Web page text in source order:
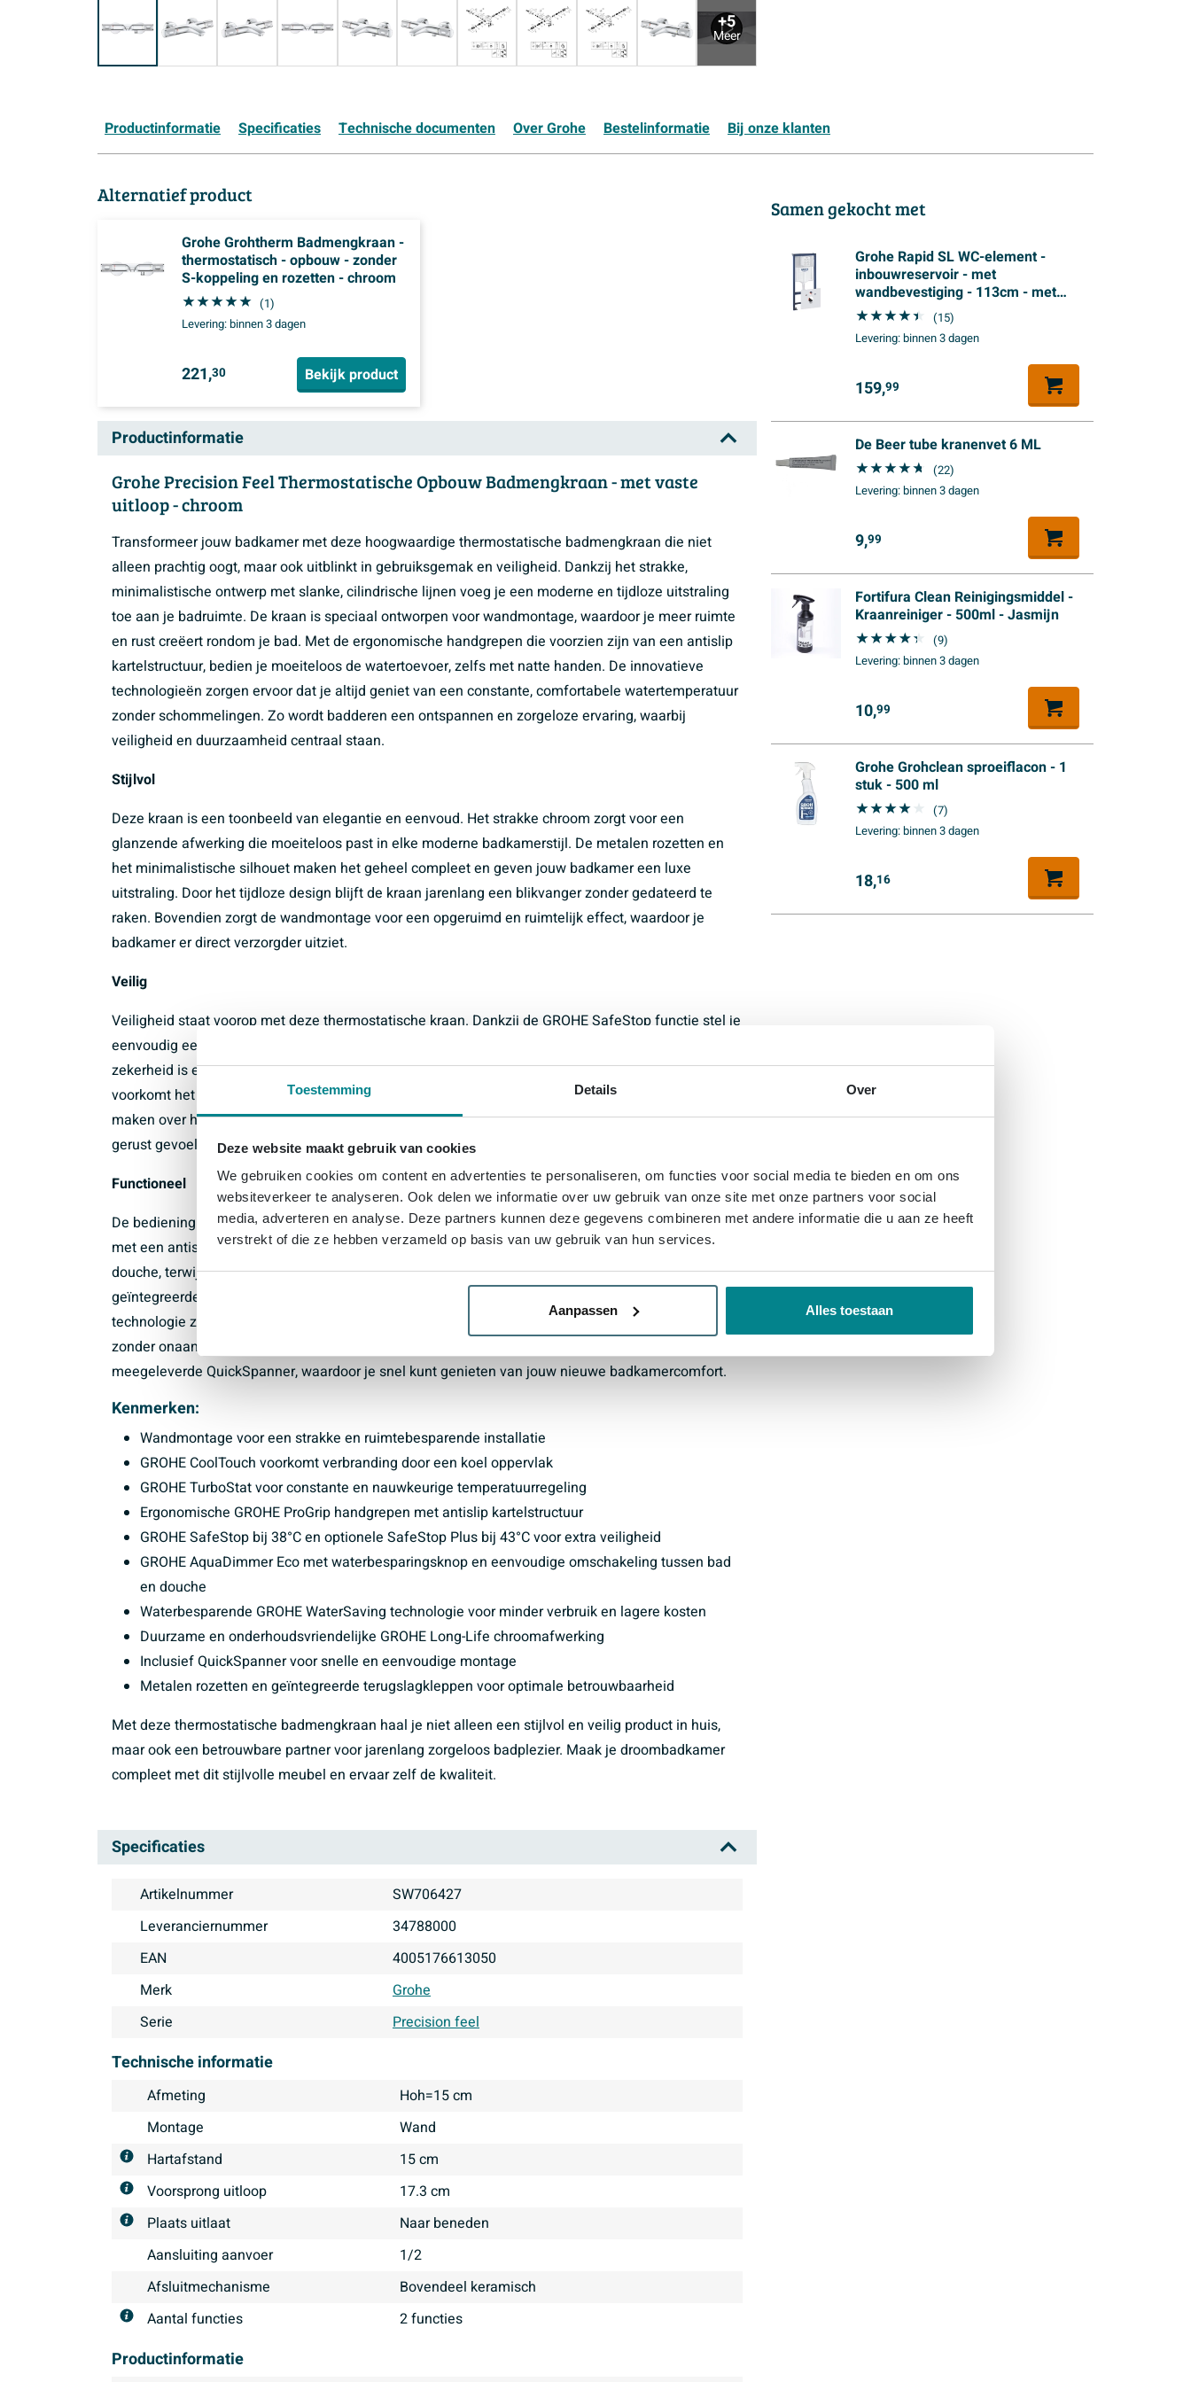
Toestemming Details Over
Deze website maakt gebruik van cookies
We gebruiken cookies om content en advertenties te personaliseren, om functies voor social media te bieden en om ons
websiteverkeer te analyseren. Ook delen we informatie over uw gebruik van onze site met onze partners voor social
media, adverteren en analyse. Deze partners kunnen deze gegevens combineren met andere informatie die u aan ze heeft
verstrekt of die ze hebben verzameld op basis van uw gebruik van hun services.
Aanpassen Alles toestaan
+5
Meer
Productinformatie Specificaties Technische documenten Over Grohe Bestelinformatie Bij onze klanten
Alternatief product
Grohe Grohtherm Badmengkraan -
thermostatisch - opbouw - zonder
S-koppeling en rozetten - chroom
(1)
Levering:binnen 3 dagen
221,30 Bekijk product
Productinformatie
Grohe Precision Feel Thermostatische Opbouw Badmengkraan - met vaste
uitloop - chroom
Transformeer jouw badkamer met deze hoogwaardige thermostatische badmengkraan die niet
alleen prachtig oogt, maar ook uitblinkt in gebruiksgemak en veiligheid. Dankzij het strakke,
minimalistische ontwerp met slanke, cilindrische lijnen voeg je een moderne en tijdloze uitstraling
toe aan je badruimte. De kraan is speciaal ontworpen voor wandmontage, waardoor je meer ruimte
en rust creëert rondom je bad. Met de ergonomische handgrepen die voorzien zijn van een antislip
kartelstructuur, bedien je moeiteloos de watertoevoer, zelfs met natte handen. De innovatieve
technologieën zorgen ervoor dat je altijd geniet van een constante, comfortabele watertemperatuur
zonder schommelingen. Zo wordt badderen een ontspannen en zorgeloze ervaring, waarbij
veiligheid en duurzaamheid centraal staan.
Stijlvol
Deze kraan is een toonbeeld van elegantie en eenvoud. Het strakke chroom zorgt voor een
glanzende afwerking die moeiteloos past in elke moderne badkamerstijl. De metalen rozetten en
het minimalistische silhouet maken het geheel compleet en geven jouw badkamer een luxe
uitstraling. Door het tijdloze design blijft de kraan jarenlang een blikvanger zonder gedateerd te
raken. Bovendien zorgt de wandmontage voor een opgeruimd en ruimtelijk effect, waardoor je
badkamer er direct verzorgder uitziet.
Veilig
Veiligheid staat voorop met deze thermostatische kraan. Dankzij de GROHE SafeStop functie stel je
eenvoudig een maximale temperatuur in van 38°C, zodat je verbranding voorkomt. Voor extra
zekerheid is er een optionele SafeStop Plus temperatuurbegrenzer van 43°C inbegrepen. Daarnaast
voorkomt het CoolTouch systeem dat het oppervlak te warm wordt, zodat je je nooit zorgen hoeft te
maken over hete aanrakingen. Deze slimme veiligheidsvoorzieningen geven jou en je gezin een
gerust gevoel bij elk badmoment.
Functioneel
De bediening van deze kraan is bijzonder gebruiksvriendelijk dankzij de GROHE ProGrip handgrepen
met een antislip oppervlak. Met de AquaDimmer Eco schakel je moeiteloos tussen baduitloop en
douche, terwijl je tegelijkertijd de waterstroom regelt. Dit bespaart niet alleen water dankzij de
geïntegreerde WaterSaving technologie, maar helpt je ook energie te besparen. De TurboStat
technologie zorgt ervoor dat de temperatuur direct en constant op het gewenste niveau blijft,
zonder onaangename verrassingen. Bovendien is de kraan eenvoudig te installeren met de
meegeleverde QuickSpanner, waardoor je snel kunt genieten van jouw nieuwe badkamercomfort.
Kenmerken:
Wandmontage voor een strakke en ruimtebesparende installatie
GROHE CoolTouch voorkomt verbranding door een koel oppervlak
GROHE TurboStat voor constante en nauwkeurige temperatuurregeling
Ergonomische GROHE ProGrip handgrepen met antislip kartelstructuur
GROHE SafeStop bij 38°C en optionele SafeStop Plus bij 43°C voor extra veiligheid
GROHE AquaDimmer Eco met waterbesparingsknop en eenvoudige omschakeling tussen bad
en douche
Waterbesparende GROHE WaterSaving technologie voor minder verbruik en lagere kosten
Duurzame en onderhoudsvriendelijke GROHE Long-Life chroomafwerking
Inclusief QuickSpanner voor snelle en eenvoudige montage
Metalen rozetten en geïntegreerde terugslagkleppen voor optimale betrouwbaarheid
Met deze thermostatische badmengkraan haal je niet alleen een stijlvol en veilig product in huis,
maar ook een betrouwbare partner voor jarenlang zorgeloos badplezier. Maak je droombadkamer
compleet met dit stijlvolle meubel en ervaar zelf de kwaliteit.
Specificaties
Artikelnummer
SW706427
Leveranciernummer
34788000
EAN
4005176613050
Merk
Grohe
Serie
Precision feel
Technische informatie
Afmeting
Hoh=15 cm
Montage
wand
Hartafstand
15 cm
Voorsprong uitloop
17.3 cm
Plaats uitlaat
Naar beneden
Aansluiting aanvoer
1/2
Afsluitmechanisme
bovendeel keramisch
Aantal functies
2 functies
Productinformatie
Samen gekocht met
Grohe Rapid SL WC-element -
inbouwreservoir - met
wandbevestiging - 113cm - met
geluidsisolatieset
(15)
Levering:binnen 3 dagen
159,99
De Beer tube kranenvet 6 ML
(22)
Levering:binnen 3 dagen
9,99
Fortifura Clean Reinigingsmiddel -
Kraanreiniger - 500ml - Jasmijn
(9)
Levering:binnen 3 dagen
10,99
Grohe Grohclean sproeiflacon - 1
stuk - 500 ml
(7)
Levering:binnen 3 dagen
18,16